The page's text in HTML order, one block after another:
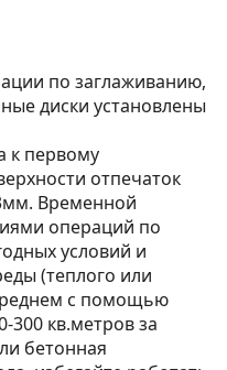
по заглаживанию,
диски установлены
к первому
отпечаток
Временной
операций по
условий и
(теплого или
с помощью
кв.метров за
бетонная